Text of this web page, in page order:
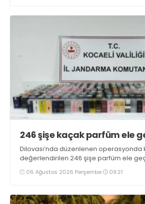
246 şişe kaçak parfüm ele
Dilovası’nda düzenlenen
değerlendirilen 246 şişe parfüm ele
06 Ağustos 2026 Perşembe 09:21